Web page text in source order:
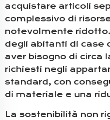
acquistare articoli
complessivo di
notevolmente
degli abitanti di case
aver bisogno di circa
richiesti negli
standard, con
di materiale e una
La sostenibilità non